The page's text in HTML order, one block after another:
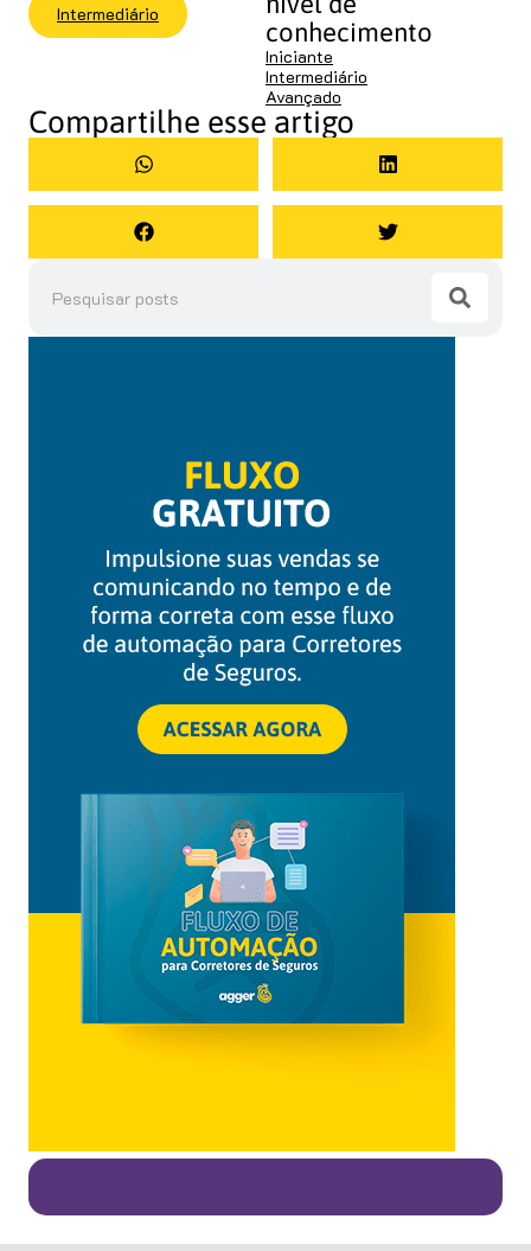
Intermediário
conhecimento
Iniciante
Intermediário
Avançado
Compartilhe esse artigo